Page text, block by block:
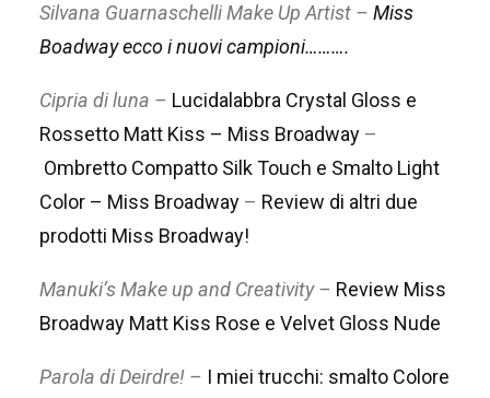
Silvana Guarnaschelli Make Up Artist – Miss
Boadway ecco i nuovi campioni……….
Cipria di luna – Lucidalabbra Crystal Gloss e
Rossetto Matt Kiss – Miss Broadway –
Ombretto Compatto Silk Touch e Smalto Light
Color – Miss Broadway – Review di altri due
prodotti Miss Broadway!
Manuki’s Make up and Creativity – Review Miss
Broadway Matt Kiss Rose e Velvet Gloss Nude
Parola di Deirdre! – I miei trucchi: smalto Colore